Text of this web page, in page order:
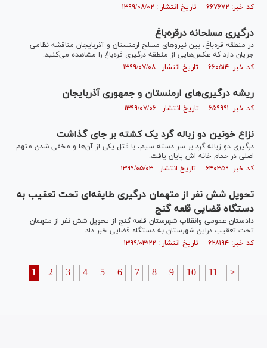
کد خبر: ۶۶۷۶۷۲ تاریخ انتشار : ۱۳۹۹/۰۸/۰۲
درگیری مسلحانه درقره‌باغ
در منطقه قره‌باغ، بین نیرو‌های مسلح ارمنستان و آذربایجان مناقشه نظامی
جریان دارد که عکس‌هایی از منطقه درگیری قره‌باغ را مشاهده می‌کنید.
کد خبر: ۶۶۰۵۱۴ تاریخ انتشار : ۱۳۹۹/۰۷/۰۸
ریشه درگیری‌های ارمنستان و جمهوری آذربایجان
کد خبر: ۶۵۹۹۹۱ تاریخ انتشار : ۱۳۹۹/۰۷/۰۶
نزاع خونین دو زباله گرد یک کشته بر جای گذاشت
درگیری دو زباله گرد بر سر دسته سیم، با قتل یکی از آن‌ها و مخفی شدن متهم
اصلی در حمام خانه اش پایان یافت.
کد خبر: ۶۴۰۳۵۹ تاریخ انتشار : ۱۳۹۹/۰۵/۰۳
تحویل شش نفر از متهمان درگیری طایفه‌ای تحت تعقیب به
دستگاه قضایی قلعه گنج
دادستان عمومی وانقلاب شهرستان قلعه گنج از تحویل شش نفر از متهمان
تحت تعقیب دراین شهرستان به دستگاه قضایی خبر داد.
کد خبر: ۶۲۸۱۹۴ تاریخ انتشار : ۱۳۹۹/۰۳/۲۲
1 2 3 4 5 6 7 8 9 10 11 >